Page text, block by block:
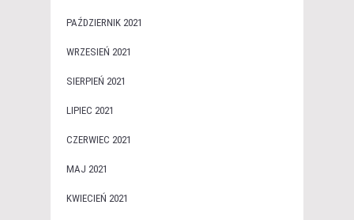
PAŹDZIERNIK 2021
WRZESIEŃ 2021
SIERPIEŃ 2021
LIPIEC 2021
CZERWIEC 2021
MAJ 2021
KWIECIEŃ 2021